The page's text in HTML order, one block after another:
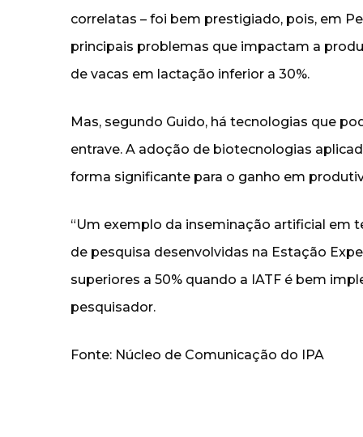
correlatas – foi bem prestigiado, pois, em
principais problemas que impactam a
de vacas em lactação inferior a 30%.
Mas, segundo Guido, há tecnologias que
entrave. A adoção de biotecnologias
forma significante para o ganho em
“Um exemplo da inseminação artificial em
de pesquisa desenvolvidas na Estação
superiores a 50% quando a IATF é bem
pesquisador.
Fonte: Núcleo de Comunicação do IPA